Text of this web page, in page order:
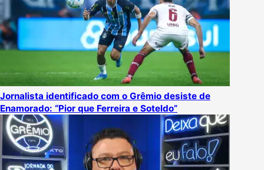
Jornalista identificado com o Grêmio desiste de
Enamorado: “Pior que Ferreira e Soteldo”